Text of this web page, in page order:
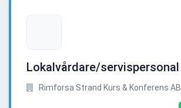
Lokalvårdare/servispersonal
Rimforsa Strand Kurs & Konferens AB